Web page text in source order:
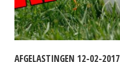
AFGELASTINGEN 12-02-2017